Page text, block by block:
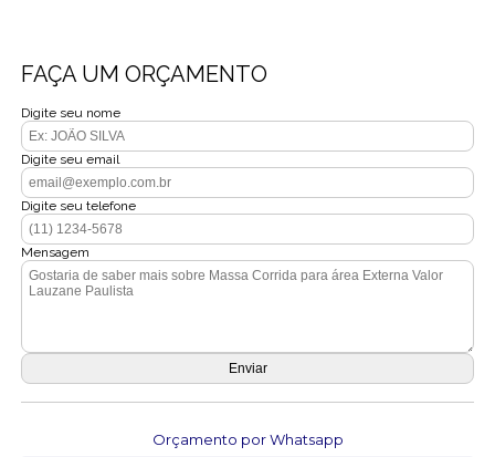
FAÇA UM ORÇAMENTO
Digite seu nome
Digite seu email
Digite seu telefone
Mensagem
Orçamento por Whatsapp